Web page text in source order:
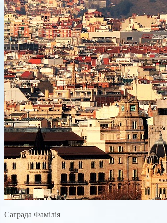
Саграда Фамілія